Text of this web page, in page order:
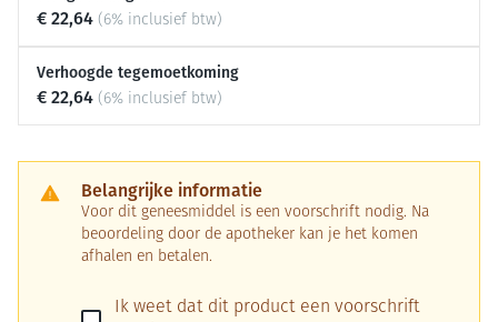
€ 22,64 (6% inclusief btw)
Verhoogde tegemoetkoming
€ 22,64 (6% inclusief btw)
Belangrijke informatie
Voor dit geneesmiddel is een voorschrift nodig. Na
beoordeling door de apotheker kan je het komen
afhalen en betalen.
Ik weet dat dit product een voorschrift